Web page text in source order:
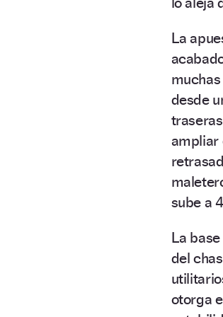
La
desde
ampliar
sube a
La
del
otorga